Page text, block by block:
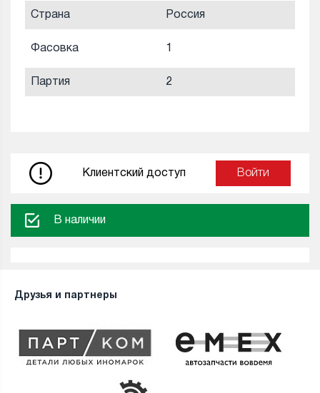
Страна Россия
Фасовка 1
Партия 2
Клиентский доступ Войти
В наличии
Друзья и партнеры